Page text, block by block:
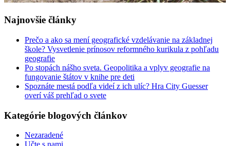
Najnovšie články
Prečo a ako sa mení geografické vzdelávanie na základnej
škole? Vysvetlenie prínosov reformného kurikula z pohľadu
geografie
Po stopách nášho sveta. Geopolitika a vplyv geografie na
fungovanie štátov v knihe pre deti
Spoznáte mestá podľa videí z ich ulíc? Hra City Guesser
overí váš prehľad o svete
Kategórie blogových článkov
Nezaradené